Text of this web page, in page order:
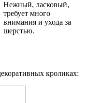
Нежный, ласковый,
требует много
внимания и ухода за
шерстью.
кроликах: